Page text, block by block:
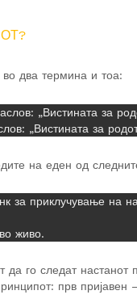
два термина и тоа:
„Вистината за
„Вистината за
на еден од
за приклучување на
живо.
да го следат
прв пријавен